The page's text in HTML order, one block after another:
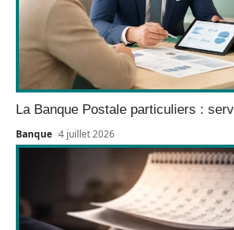
La Banque Postale particuliers :
Banque 4 juillet 2026